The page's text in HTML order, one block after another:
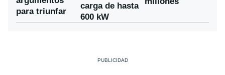
para triunfar
carga de hasta
600 kW